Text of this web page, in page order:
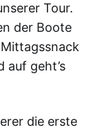
Tour.
der Boote
auf geht’s
die erste